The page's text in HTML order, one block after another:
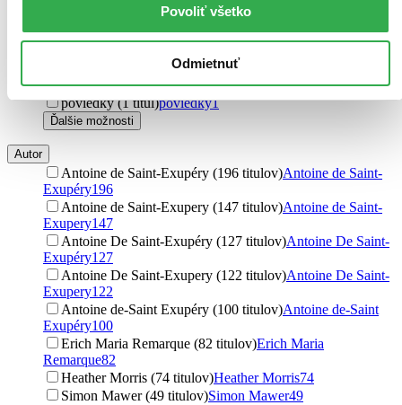
Povoliť všetko
Odmietnuť
rodinné (13 titulov)rodinné13
sci-fi (7 titulov)sci-fi7
dark fantasy (4 tituly)dark fantasy
high fantasy (4 tituly)high fantasy4
poviedky (1 titul)poviedky1
Ďalšie možnosti
Autor
Antoine de Saint-Exupéry (196 titulov)Antoine de Saint-
Exupéry196
Antoine de Saint-Exupery (147 titulov)Antoine de Saint-
Exupery147
Antoine De Saint-Exupéry (127 titulov)Antoine De Saint-
Exupéry127
Antoine De Saint-Exupery (122 titulov)Antoine De Saint-
Exupery122
Antoine de-Saint Exupéry (100 titulov)Antoine de-Saint
Exupéry100
Erich Maria Remarque (82 titulov)Erich Maria
Remarque82
Heather Morris (74 titulov)Heather Morris74
Simon Mawer (49 titulov)Simon Mawer49